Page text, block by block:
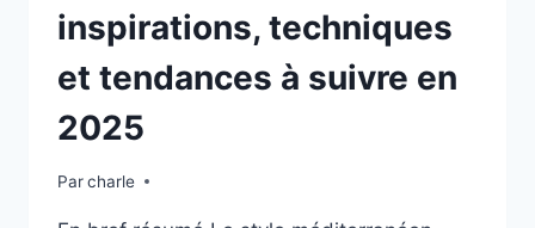
inspirations, techniques
et tendances à suivre en
2025
Parcharle